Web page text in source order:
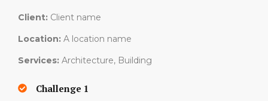
Client: Client name
Location: A location name
Services: Architecture, Building
Challenge 1